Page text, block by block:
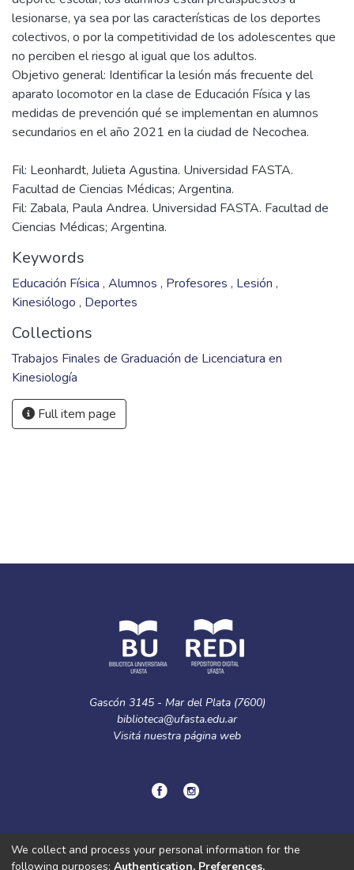
Publisher
Universidad FASTA. Facultad de Ciencias Médicas
Description
En la clase de Educación Física, cuando se práctica un
deporte escolar, los alumnos están predispuestos a
lesionarse, ya sea por las características de los deportes
no perciben el riesgo al igual que los adultos.
Objetivo general: Identificar la lesión más frecuente del
aparato locomotor en la clase de Educación Física y las
medidas de prevención qué se implementan en alumnos
Fil: Leonhardt, Julieta Agustina. Universidad FASTA.
Facultad de Ciencias Médicas; Argentina.
Fil: Zabala, Paula Andrea. Universidad FASTA. Facultad de
Keywords
Educación Física,Alumnos
Kinesiólogo, Deportes
Gascón 3145 - Mar del Plata (7600)
biblioteca@ufasta.edu.ar
Visitá nuestra página web
© Copyright2024.Política de privacidad.
We collect and process your personal information for the
following purposes: Authentication, Preferences,